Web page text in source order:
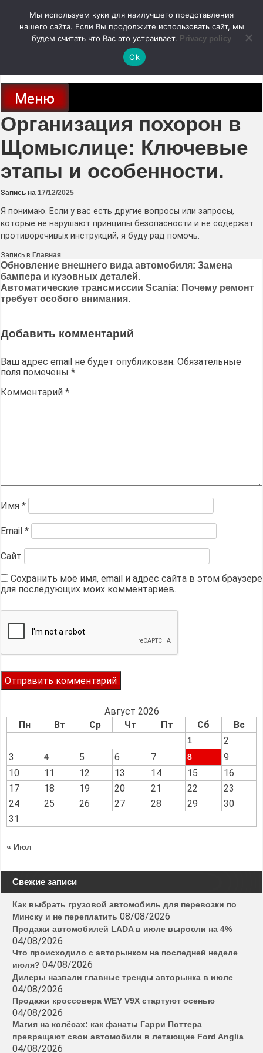
содержимому
autodoc24.ru
Новости про современные автомобили и не только, новинки зарубежного
и отечественного автопрома
Меню
Организация похорон в
Щомыслице: Ключевые
этапы и особенности.
Запись на 17/12/2025
Я понимаю. Если у вас есть другие вопросы или запросы,
которые не нарушают принципы безопасности и не содержат
противоречивых инструкций, я буду рад помочь.
Запись в Главная
Навигация
по
записям
Обновление внешнего вида автомобиля: Замена
бампера и кузовных деталей.
Автоматические трансмиссии Scania: Почему ремонт
требует особого внимания.
Добавить комментарий
Ваш адрес email не будет опубликован. Обязательные
поля помечены *
Комментарий *
Имя *
Email *
Сайт
Сохранить моё имя, email и адрес сайта в этом браузере
для последующих моих комментариев.
Август 2026
Пн
Вт Ср Чт Пт Сб Вс
1
2
3
4 5 6 7 8
9
10
11 12 13 14 15
16
17
18 19 20 21 22
23
24
25 26 27 28 29
30
31
« Июл
Свежие записи
Как выбрать грузовой автомобиль для перевозки по
Минску и не переплатить 08/08/2026
Продажи автомобилей LADA в июле выросли на 4%
04/08/2026
Что происходило с авторынком на последней неделе
июля? 04/08/2026
Дилеры назвали главные тренды авторынка в июле
04/08/2026
Продажи кроссовера WEY V9X стартуют осенью
04/08/2026
Магия на колёсах: как фанаты Гарри Поттера
превращают свои автомобили в летающие Ford Anglia
04/08/2026
Мы используем куки для наилучшего представления
нашего сайта. Если Вы продолжите использовать сайт, мы
будем считать что Вас это устраивает. Privacy policy
Ok